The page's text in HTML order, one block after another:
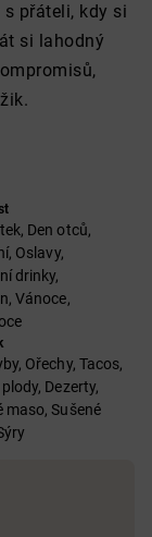
přáteli, kdy si
si lahodný
Den otců,
Oslavy,
drinky,
Vánoce,
Ořechy, Tacos,
Dezerty,
maso, Sušené